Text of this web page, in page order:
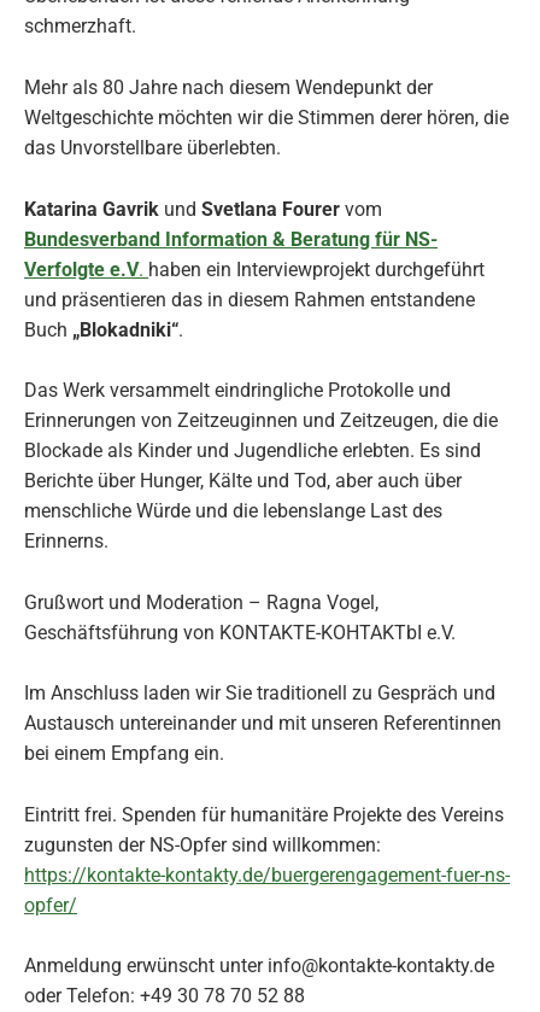
schmerzhaft.
Mehr als 80 Jahre nach diesem Wendepunkt der
Weltgeschichte möchten wir die Stimmen derer hören, die
das Unvorstellbare überlebten.
Katarina Gavrik und Svetlana Fourer vom
Bundesverband Information & Beratung für NS-
Verfolgte e.V. haben ein Interviewprojekt durchgeführt
und präsentieren das in diesem Rahmen entstandene
Buch „Blokadniki“.
Das Werk versammelt eindringliche Protokolle und
Erinnerungen von Zeitzeuginnen und Zeitzeugen, die die
Blockade als Kinder und Jugendliche erlebten. Es sind
Berichte über Hunger, Kälte und Tod, aber auch über
menschliche Würde und die lebenslange Last des
Erinnerns.
Grußwort und Moderation – Ragna Vogel,
Geschäftsführung von KONTAKTE-KOHTAKTbI e.V.
Im Anschluss laden wir Sie traditionell zu Gespräch und
Austausch untereinander und mit unseren Referentinnen
bei einem Empfang ein.
Eintritt frei. Spenden für humanitäre Projekte des Vereins
zugunsten der NS-Opfer sind willkommen:
https://kontakte-kontakty.de/buergerengagement-fuer-ns-
opfer/
Anmeldung erwünscht unter info@kontakte-kontakty.de
oder Telefon: +49 30 78 70 52 88